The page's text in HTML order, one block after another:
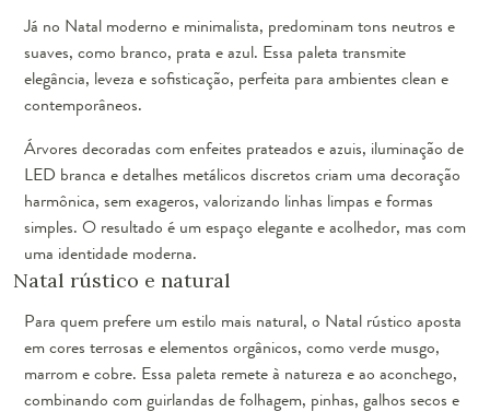
Já no Natal moderno e minimalista, predominam tons neutros e
suaves, como branco, prata e azul. Essa paleta transmite
elegância, leveza e sofisticação, perfeita para ambientes clean e
contemporâneos.
Árvores decoradas com enfeites prateados e azuis, iluminação de
LED branca e detalhes metálicos discretos criam uma decoração
harmônica, sem exageros, valorizando linhas limpas e formas
simples. O resultado é um espaço elegante e acolhedor, mas com
uma identidade moderna.
Natal rústico e natural
Para quem prefere um estilo mais natural, o Natal rústico aposta
em cores terrosas e elementos orgânicos, como verde musgo,
marrom e cobre. Essa paleta remete à natureza e ao aconchego,
combinando com guirlandas de folhagem, pinhas, galhos secos e